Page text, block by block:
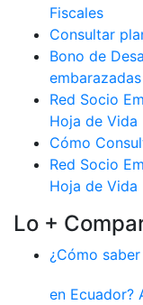
Fiscales
Consultar
Bono de
Red Socio
Hoja de Vida
Cómo
Red Socio
Hoja de Vida
Lo +
¿Cómo
en Ecuador?